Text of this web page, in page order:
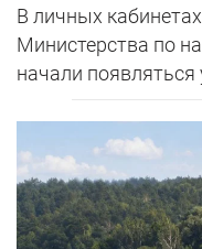
В личных
Министерства по
начали появляться